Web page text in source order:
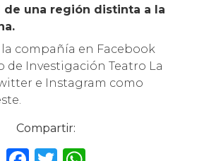
de una región distinta a la
compañía en Facebook
de Investigación Teatro La
e Instagram como
Compartir: